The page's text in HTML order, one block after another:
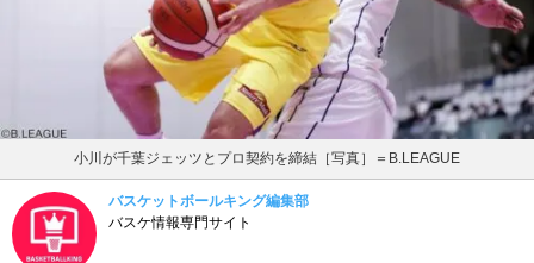
小川が千葉ジェッツとプロ契約を締結［写真］＝B.LEAGUE
バスケットボールキング編集部
バスケ情報専門サイト